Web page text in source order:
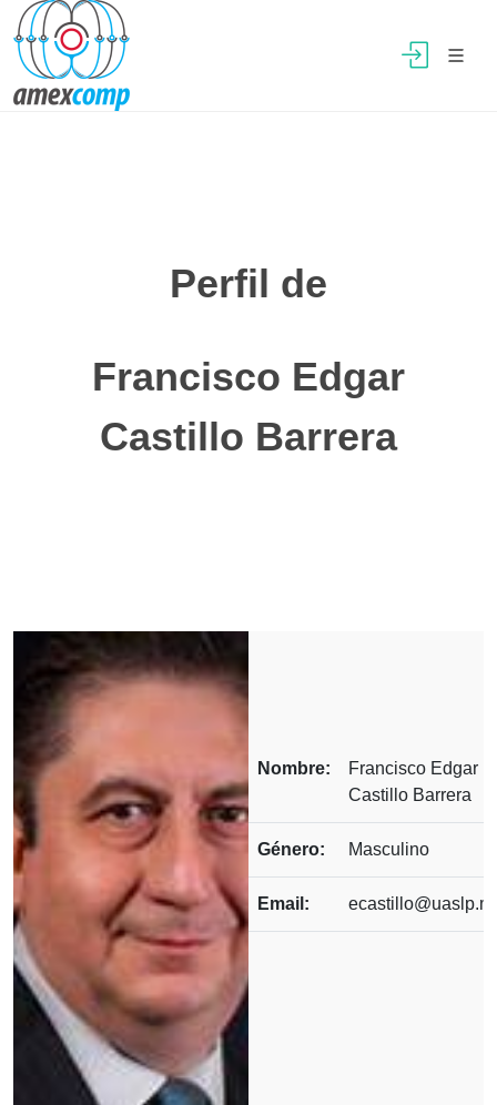
Perfil de
Francisco Edgar
Castillo Barrera
Nombre:
Francisco Edgar
Castillo Barrera
Género: Masculino
Email: